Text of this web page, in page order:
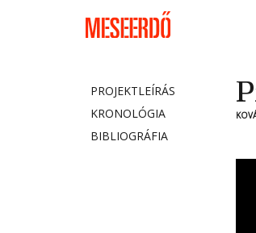
PROJEKTLEÍRÁS
KRONOLÓGIA
BIBLIOGRÁFIA